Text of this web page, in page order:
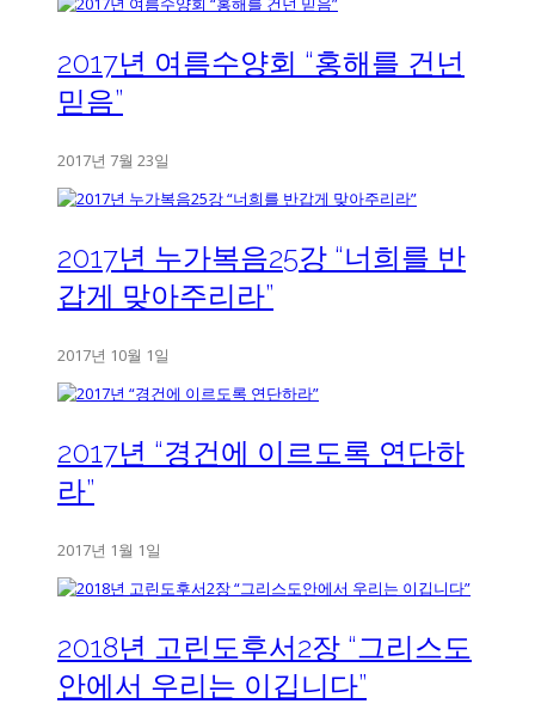
2017년 여름수양회 “홍해를 건넌
믿음”
2017년 7월 23일
2017년 누가복음25강 “너희를 반
갑게 맞아주리라”
2017년 10월 1일
2017년 “경건에 이르도록 연단하
라”
2017년 1월 1일
2018년 고린도후서2장 “그리스도
안에서 우리는 이깁니다”